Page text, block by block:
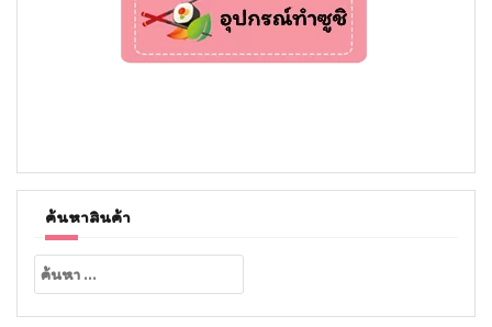
ค้นหาสินค้า
ค้นหา
สำหรับ: